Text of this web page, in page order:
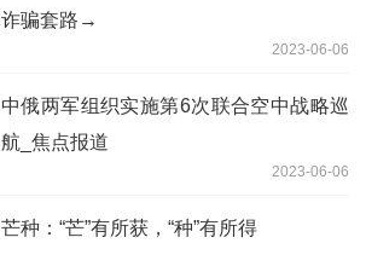
诈骗套路→
2023-06-06
中俄两军组织实施第6次联合空中战略巡
航_焦点报道
2023-06-06
芒种：“芒”有所获，“种”有所得